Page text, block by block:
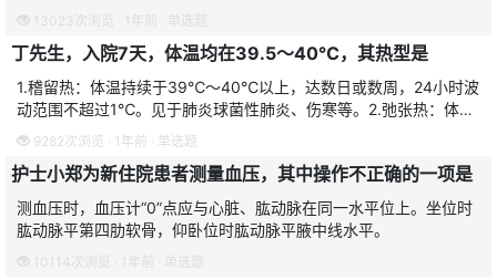
39.0～40.0℃左右，持续数天或数周，24小时波动范围不超过
1℃。常见于伤寒、
13023次浏览 · 1年前 · 单选题
丁先生，入院7天，体温均在39.5～40℃，其热型是
1.稽留热：体温持续于39℃～40℃以上，达数日或数周，24小时波
动范围不超过1℃。见于肺炎球菌性肺炎、伤寒等。2.弛张热：体温
在39℃以上，但波动幅度大，24小时内体温差达1℃以上，最低时
一般仍高于
9282次浏览 · 1年前 · 单选题
护士小郑为新住院患者测量血压，其中操作不正确的一项是
测血压时，血压计“0”点应与心脏、肱动脉在同一水平位上。坐位时
肱动脉平第四肋软骨，仰卧位时肱动脉平腋中线水平。
10114次浏览 · 1年前 · 单选题